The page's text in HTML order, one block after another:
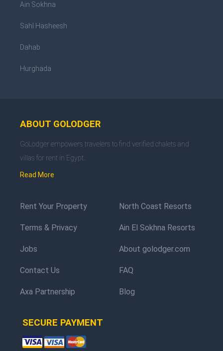
Ain Sokhna
Sahl Hasheesh
Dahab
Hurghada
ABOUT GOLODGER
GoLodger empowers travelers to find verified chalets and
villas for rent in Egypt.
Read More
Rent Your Property
Terms & Privacy
Jobs
Contact Us
Axa Partnership
North Coast Resorts
Ain El Sokhna Resorts
About golodger.com
FAQ
Blog
SECURE PAYMENT